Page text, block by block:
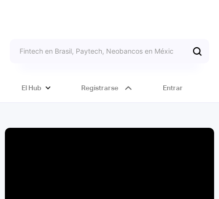
El Hub Registrarse Entrar